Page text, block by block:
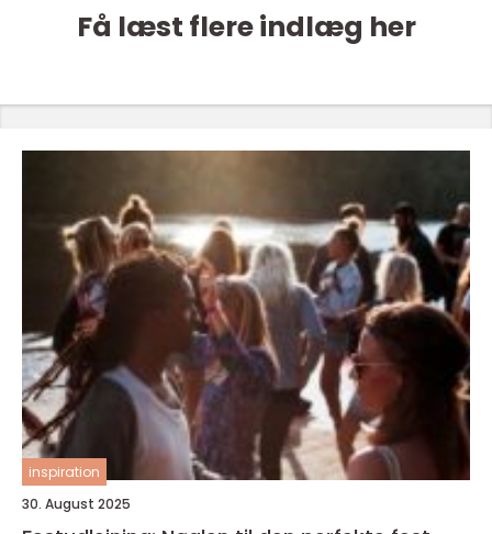
Få læst flere indlæg her
inspiration
30. August 2025